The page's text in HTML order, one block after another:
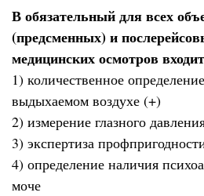
В обязательный для всех
(предсменных) и
медицинских осмотров входит
1) количественное
выдыхаемом воздухе (+)
2) измерение глазного
3) экспертиза
4) определение наличия
моче